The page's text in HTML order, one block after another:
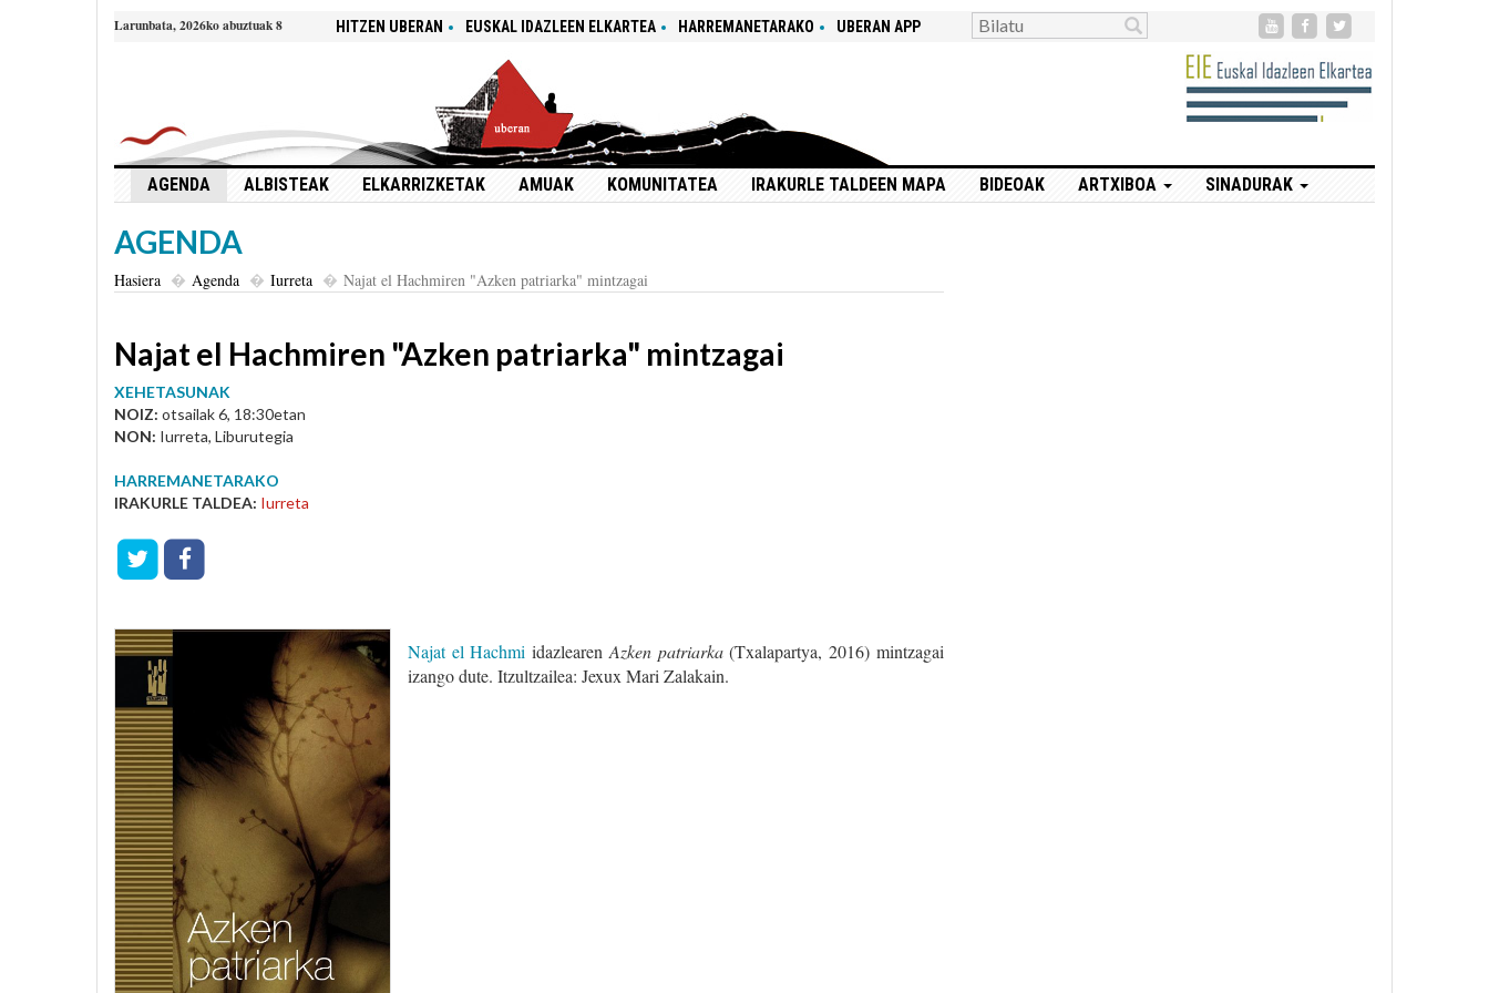
Larunbata, 2026ko abuztuak 8 HITZEN UBERAN EUSKAL IDAZLEEN ELKARTEA HARREMANETARAKO UBERAN APP
AGENDA ALBISTEAK ELKARRIZKETAK AMUAK KOMUNITATEA IRAKURLE TALDEEN MAPA BIDEOAK ARTXIBOA SINADURAK
AGENDA
Hasiera Agenda Iurreta Najat el Hachmiren "Azken patriarka" mintzagai
Najat el Hachmiren "Azken patriarka" mintzagai
XEHETASUNAK
NOIZ: otsailak 6, 18:30etan
NON: Iurreta, Liburutegia
HARREMANETARAKO
IRAKURLE TALDEA: Iurreta
Najat el Hachmi idazlearen Azken patriarka(Txalapartya, 2016) mintzagai
izango dute. Itzultzailea: Jexux Mari Zalakain.